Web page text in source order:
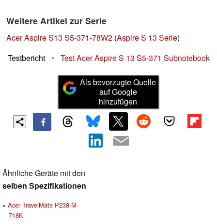
Weitere Artikel zur Serie
Acer Aspire S13 S5-371-78W2 (Aspire S 13 Serie)
Testbericht
• Test Acer Aspire S 13 S5-371 Subnotebook
Als bevorzugte Quelle
auf Google
hinzufügen
Ähnliche Geräte mit den
selben Spezifikationen
Acer TravelMate P238-M-
718K